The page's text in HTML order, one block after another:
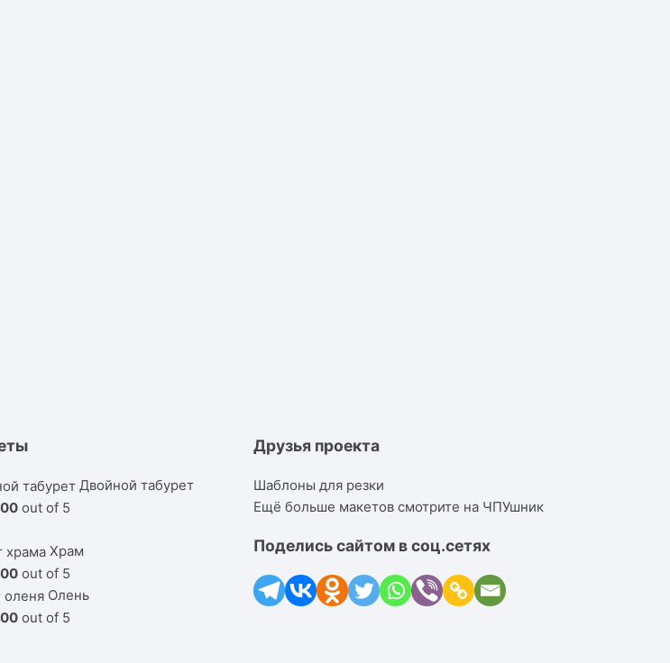
Двойной табурет
out of 5
Храм
out of 5
Олень
out of 5
Друзья проекта
Шаблоны для резки
Ещё больше макетов смотрите на ЧПУшник
Поделись сайтом в соц.сетях